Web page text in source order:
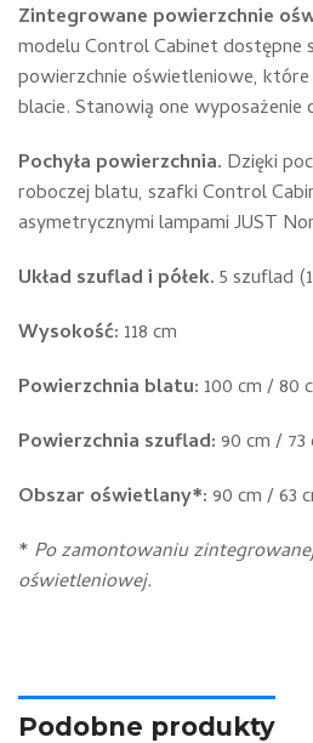
Zintegrowane powierzchnie
modelu Control Cabinet dostępne
powierzchnie oświetleniowe,
blacie. Stanowią one wyposażenie
Pochyła powierzchnia. Dzięki
roboczej blatu, szafki Control
asymetrycznymi lampami JUST
Układ szuflad i półek.5 szuflad
Wysokość: 118 cm
Powierzchnia blatu: 100 cm / 80
Powierzchnia szuflad:90 cm / 73
Obszar oświetlany*:90 cm / 63
* Po zamontowaniu
oświetleniowej.
Podobne produkty